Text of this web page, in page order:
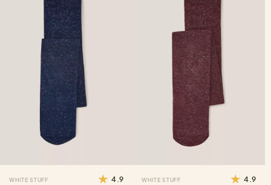
WHITE STUFF 4.9 WHITE STUFF 4.9